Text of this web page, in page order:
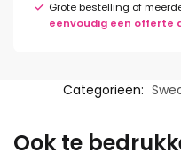
Grote bestelling of
eenvoudig een offerte
Categorieën:
Ook te